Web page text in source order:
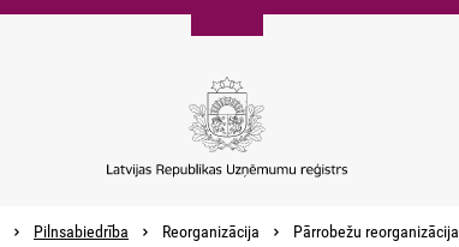
Pilnsabiedrība Reorganizācija Pārrobežu reorganizācija